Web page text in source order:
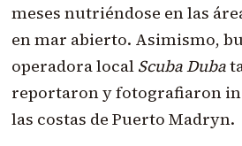
meses nutriéndose en las
en mar abierto. Asimismo,
operadora local Scuba Duba
reportaron y fotografiaron
las costas de Puerto Madryn.